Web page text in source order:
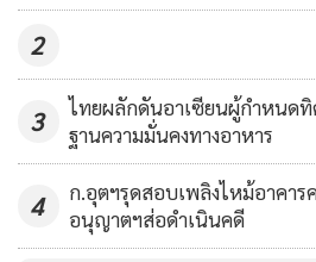
เพียงพอ ทั้งการส่งออกและบริโภคใน
นายปราโมทย์ เจริญศิลป์ นายกสมาค
กล่าวว่า ขอขอบคุณนายจุรินทร์ที่ได้ท
กับชาวนา ทำให้ชาวนาได้รับราคาข้า
พอใจ จากสมัยก่อนราคาข้าวสูงสุดอยู่
ราคา 9,500-9,700 บาทต่อตัน ซึ่งเป็
2
3
ไทยผลักดันอาเซียนผู้กำหนดทิ
ฐานความมั่นคงทางอาหาร
4
ก.อุตฯรุดสอบเพลิงไหม้อาคาร
อนุญาตฯส่อดำเนินคดี